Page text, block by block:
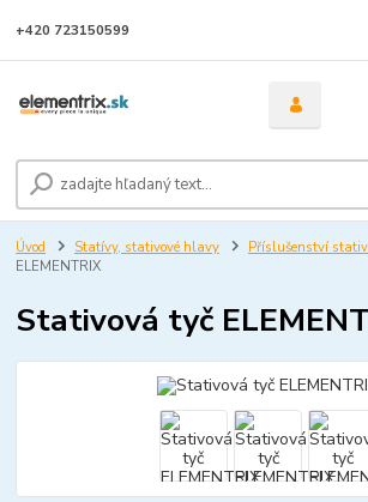
+420 723150599
Úvod Statívy, stativové hlavy Příslušenství
ELEMENTRIX
Stativová tyč